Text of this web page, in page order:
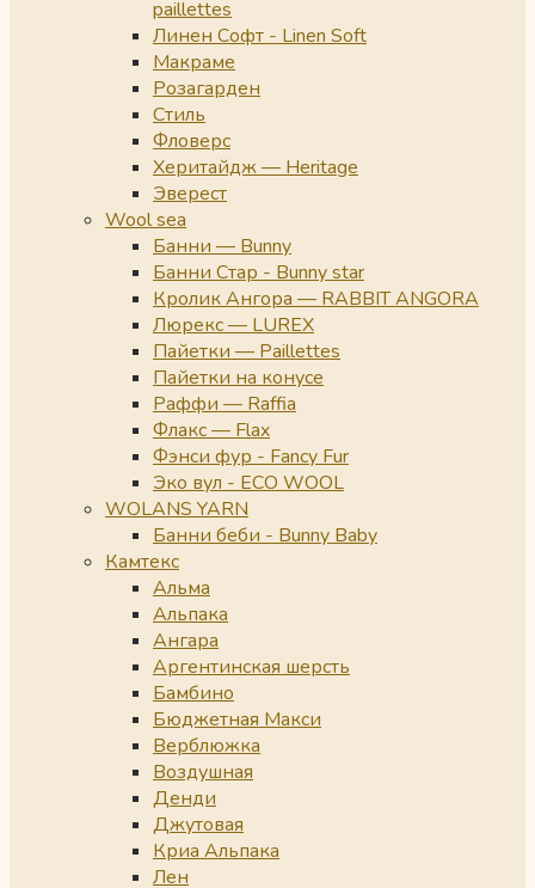
paillettes
Линен Софт - Linen Soft
Макраме
Розагарден
Стиль
Фловерс
Херитайдж — Heritage
Эверест
Wool sea
Банни — Bunny
Банни Стар - Bunny star
Кролик Ангора — RABBIT ANGORA
Люрекс — LUREX
Пайетки — Paillettes
Пайетки на конусе
Раффи — Raffia
Флакс — Flax
Фэнси фур - Fancy Fur
Эко вул - ECO WOOL
WOLANS YARN
Банни беби - Bunny Baby
Камтекс
Альма
Альпака
Ангара
Аргентинская шерсть
Бамбино
Бюджетная Макси
Верблюжка
Воздушная
Денди
Джутовая
Криа Альпака
Лен